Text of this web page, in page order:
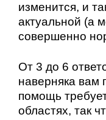
изменится, и
актуальной (а
совершенно
От 3 до 6
наверняка вам
помощь
областях, так